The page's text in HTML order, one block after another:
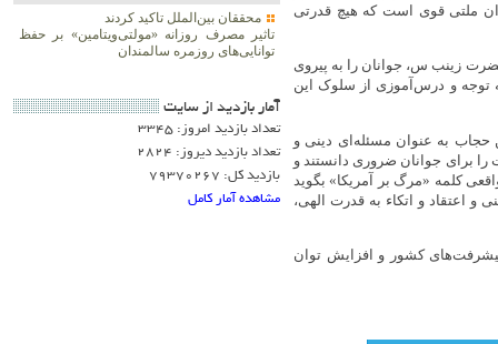
ملتی قوی است که هیچ قدرتی
زینب س، جوانان را به پیروی
توجه و درس‌آموزی از سلوک این
حجاب به عنوان مسئله‌ای دینی و
را برای جوانان ضروری دانستند و
کلمه «مرگ بر آمریکا» بگوید
و اعتقاد و اتکاء به قدرت الهی،
پیشرفت‌های کشور و افزایش توان
محققان بین‌الملل تاکید کردند
تاثیر مصرف روزانه «مولتی‌ویتامین» بر حفظ
توانایی‌های روزمره سالمندان
آمار بازديد از سايت
تعداد بازدید امروز: 3345
تعداد بازدید دیروز: 2824
بازدید کل: 79370267
مشاهده آمار کامل